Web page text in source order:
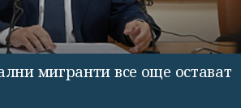
мигранти все още остават